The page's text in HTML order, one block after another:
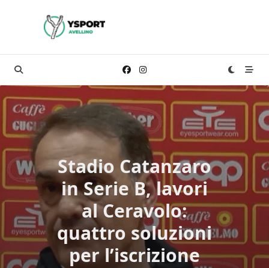
Stadio Catanzaro
in Serie B, lavori
al Ceravolo:
quattro soluzioni
per l’iscrizione